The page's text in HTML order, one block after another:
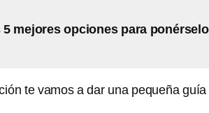
mejores opciones para ponérselo
te vamos a dar una pequeña guía